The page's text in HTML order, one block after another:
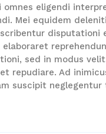
omnes eligendi
Mei equidem
disputationi
elaboraret
sed in modus
repudiare. Ad
suscipit neglegentur